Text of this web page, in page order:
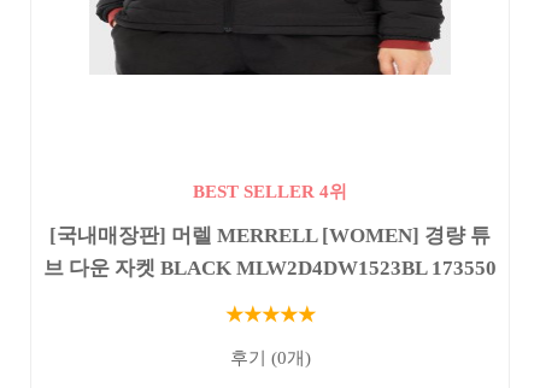
BEST SELLER 4위
[국내매장판] 머렐 MERRELL [WOMEN] 경량 튜
브 다운 자켓 BLACK MLW2D4DW1523BL 173550
★★★★★
후기 (0개)